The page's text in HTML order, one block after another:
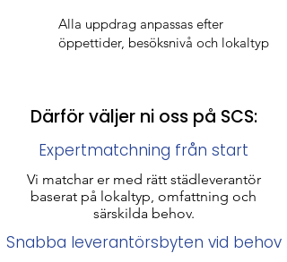
Alla uppdrag anpassas efter
öppettider, besöksnivå och lokaltyp
Därför väljer ni oss på SCS:
Expertmatchning från start
Vi matchar er med rätt städleverantör
baserat på lokaltyp, omfattning och
särskilda behov.
Snabba leverantörsbyten vid behov